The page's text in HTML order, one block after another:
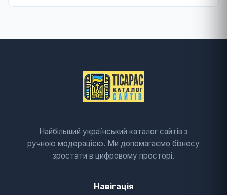
Найбільший український каталог сайтів з
ручною модерацією. Ми допомагаємо бізнесу
зростати в цифровому просторі.
Навігація